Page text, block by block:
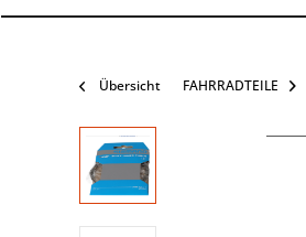
Übersicht FAHRRADTEILE